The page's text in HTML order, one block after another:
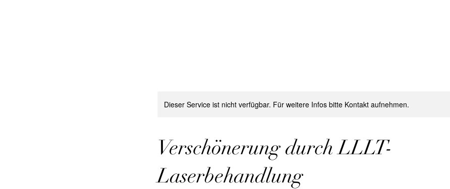
Dieser Service ist nicht verfügbar. Für weitere Infos bitte Kontakt aufnehmen.
Verschönerung durch LLLT-
Laserbehandlung